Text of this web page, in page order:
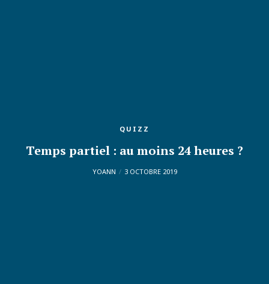
QUIZZ
Temps partiel : au moins 24 heures ?
YOANN 3 OCTOBRE 2019